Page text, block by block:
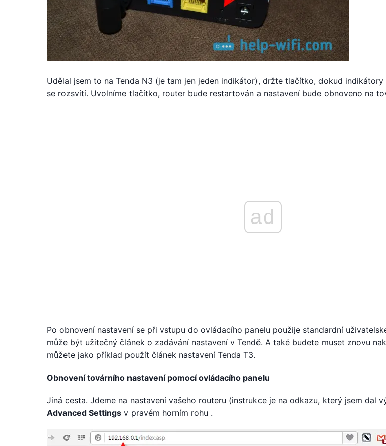
Udělal jsem to na Tenda N3 (je tam jen jeden indikátor), držte tlačítko, dokud
se rozsvítí. Uvolníme tlačítko, router bude restartován a nastavení bude obnoveno na
ad
Po obnovení nastavení se při vstupu do ovládacího panelu použije standardní
může být užitečný článek o zadávání nastavení v Tendě. A také budete muset znovu
můžete jako příklad použít článek nastavení Tenda T3.
Obnovení továrního nastavení pomocí ovládacího panelu
Jiná cesta. Jdeme na nastavení vašeho routeru (instrukce je na odkazu, který jsem dal
Advanced Settings v pravém horním rohu .